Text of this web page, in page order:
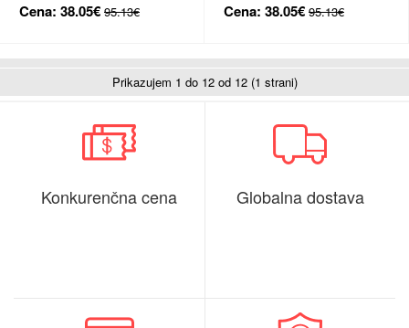
Cena: 38.05€ 95.13€ Cena: 38.05€ 95.13€
Prikazujem 1 do 12 od 12 (1 strani)
Konkurenčna cena Globalna dostava